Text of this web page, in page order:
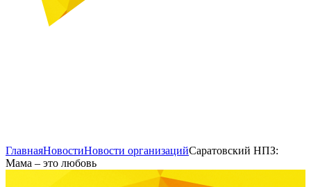
ГлавнаяНовостиНовости организацийСаратовский НПЗ:
Мама – это любовь